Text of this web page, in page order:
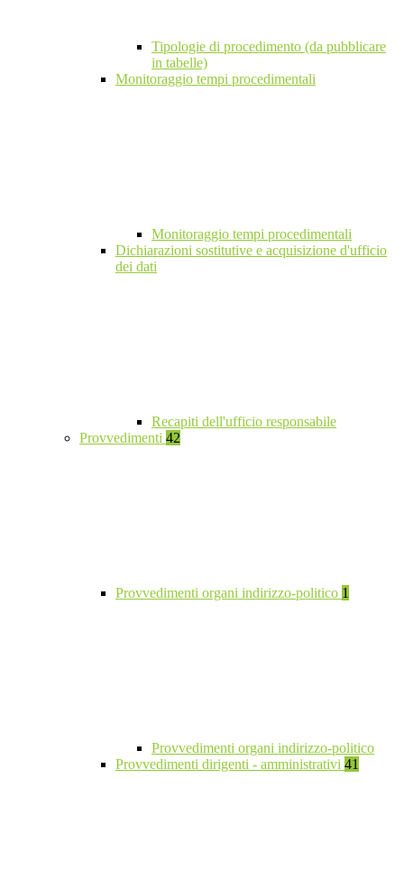
Tipologie di procedimento (da pubblicare
in tabelle)
Monitoraggio tempi procedimentali
Monitoraggio tempi procedimentali
Dichiarazioni sostitutive e acquisizione d'ufficio
dei dati
Recapiti dell'ufficio responsabile
Provvedimenti 42
Provvedimenti organi indirizzo-politico 1
Provvedimenti organi indirizzo-politico
Provvedimenti dirigenti - amministrativi 41